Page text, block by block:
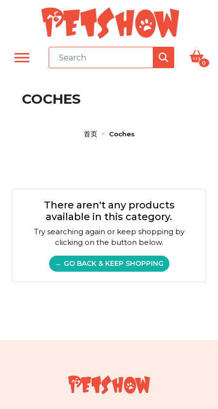
0
COCHES
首页 Coches
There aren't any products
available in this category.
Try searching again or keep shopping by
clicking on the button below.
← GO BACK & KEEP SHOPPING